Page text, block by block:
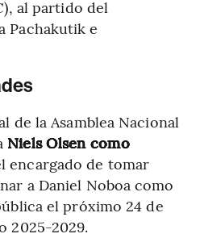
al partido del
Pachakutik e
de la Asamblea Nacional
Niels Olsen como
encargado de tomar
a Daniel Noboa como
el próximo 24 de
2025-2029.